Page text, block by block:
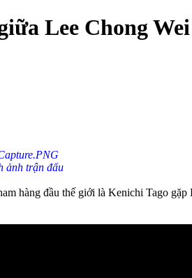
Lee Chong
ảnh trận đấu
hàng đầu thế giới là Kenichi Tago